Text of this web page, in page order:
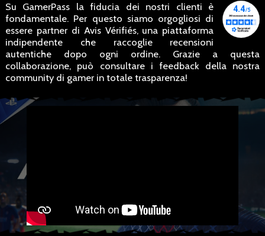
Su GamerPass la fiducia dei nostri clienti è
fondamentale. Per questo siamo orgogliosi di
essere partner di Avis Vérifiés, una piattaforma
indipendente che raccoglie recensioni
autentiche dopo ogni ordine. Grazie a questa
collaborazione, può consultare i feedback della nostra
community di gamer in totale trasparenza!